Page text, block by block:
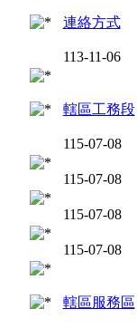
連絡方式
113-11-06
轄區工務段
115-07-08
115-07-08
115-07-08
115-07-08
轄區服務區